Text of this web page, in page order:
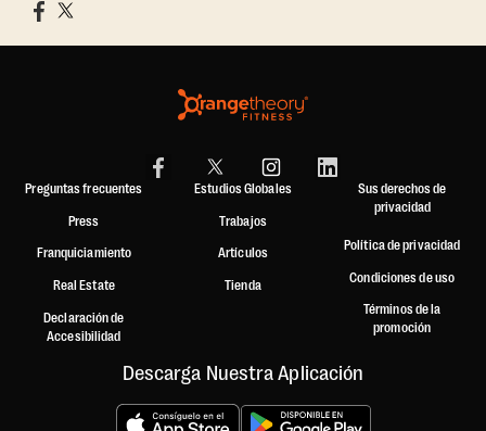
Preguntas frecuentes
Press
Franquiciamiento
Real Estate
Declaración de
Accesibilidad
Estudios Globales
Trabajos
Artículos
Tienda
Sus derechos de
privacidad
Política de privacidad
Condiciones de uso
Términos de la
promoción
Descarga Nuestra Aplicación